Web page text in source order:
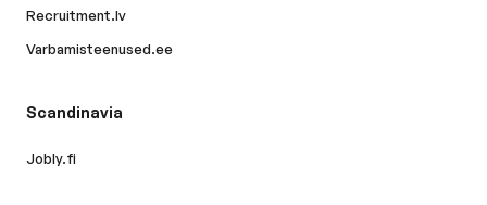
Recruitment.lv
Varbamisteenused.ee
Scandinavia
Jobly.fi